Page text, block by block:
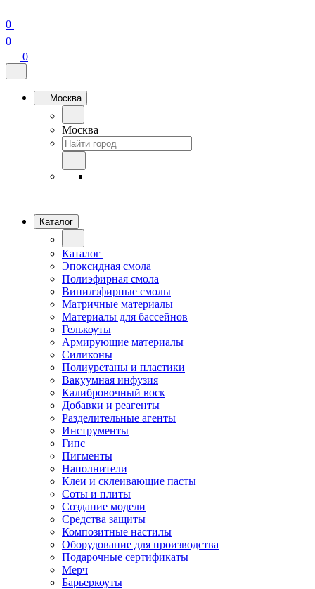
0
0
0
Москва
Москва
Каталог
Каталог
Эпоксидная смола
Полиэфирная смола
Винилэфирные смолы
Матричные материалы
Материалы для бассейнов
Гелькоуты
Армирующие материалы
Силиконы
Полиуретаны и пластики
Вакуумная инфузия
Калибровочный воск
Добавки и реагенты
Разделительные агенты
Инструменты
Гипс
Пигменты
Наполнители
Клеи и склеивающие пасты
Соты и плиты
Создание модели
Средства защиты
Композитные настилы
Оборудование для производства
Подарочные сертификаты
Мерч
Барьеркоуты